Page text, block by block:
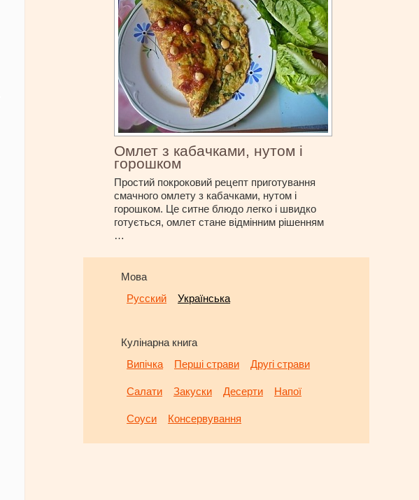
Омлет з кабачками, нутом і
горошком
Простий покроковий рецепт приготування
смачного омлету з кабачками, нутом і
горошком. Це ситне блюдо легко і швидко
готується, омлет стане відмінним рішенням
…
Мова
Русский
Українська
Кулінарна книга
Випічка
Перші страви Другі страви
Салати Закуски Десерти Напої
Соуси Консервування